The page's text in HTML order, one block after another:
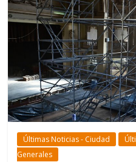
Últimas Noticias - Ciudad
Generales